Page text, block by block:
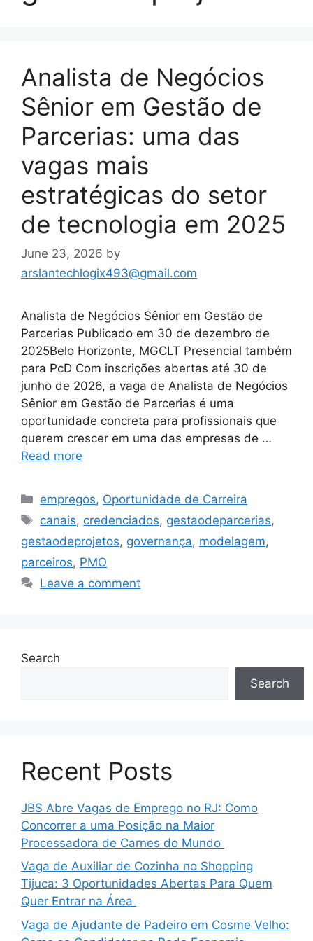
Analista de Negócios
Sênior em Gestão de
Parcerias: uma das
vagas mais
estratégicas do setor
de tecnologia em 2025
June 23, 2026 by
arslantechlogix493@gmail.com
Analista de Negócios Sênior em Gestão de
Parcerias Publicado em 30 de dezembro de
2025Belo Horizonte, MGCLT Presencial também
para PcD Com inscrições abertas até 30 de
junho de 2026, a vaga de Analista de Negócios
Sênior em Gestão de Parcerias é uma
oportunidade concreta para profissionais que
querem crescer em uma das empresas de …
Read more
Categories
empregos, Oportunidade de Carreira
Tags
canais, credenciados, gestaodeparcerias,
gestaodeprojetos, governança, modelagem,
parceiros, PMO
Leave a comment
Search
Search
Recent Posts
JBS Abre Vagas de Emprego no RJ: Como
Concorrer a uma Posição na Maior
Processadora de Carnes do Mundo
Vaga de Auxiliar de Cozinha no Shopping
Tijuca: 3 Oportunidades Abertas Para Quem
Quer Entrar na Área
Vaga de Ajudante de Padeiro em Cosme Velho: